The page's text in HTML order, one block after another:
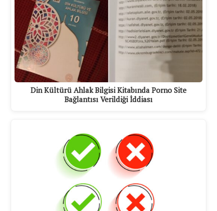
Din Kültürü Ahlak Bilgisi Kitabında Porno Site
Bağlantısı Verildiği İddiası